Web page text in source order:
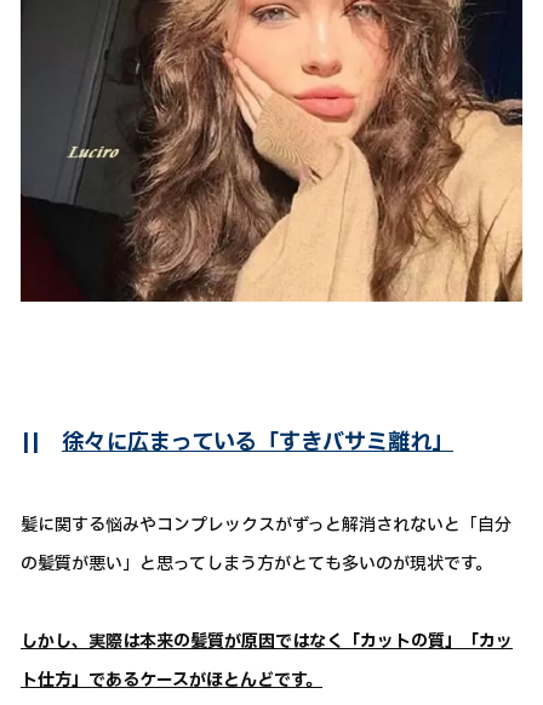
|| 徐々に広まっている「すきバサミ離れ」
髪に関する悩みやコンプレックスがずっと解消されないと「自分
の髪質が悪い」と思ってしまう方がとても多いのが現状です。
しかし、実際は本来の髪質が原因ではなく「カットの質」「カッ
ト仕方」であるケースがほとんどです。